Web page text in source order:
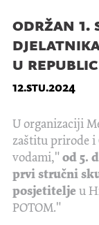
održan
u
12.stu.2024
U organizaciji
zaštitu prirode i
vodami," od 5.
prvi stručni
posjetitelje u
POTOM."